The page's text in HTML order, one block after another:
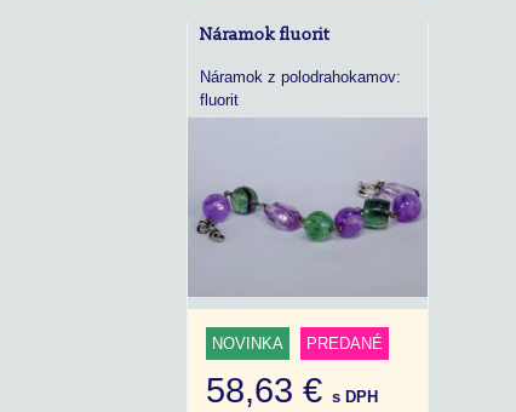
Náramok fluorit
Náramok z polodrahokamov:
fluorit
NOVINKA PREDANÉ
58,63 € s DPH